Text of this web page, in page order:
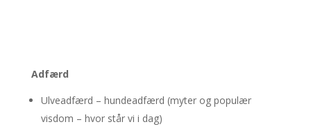
Adfærd
Ulveadfærd – hundeadfærd (myter og populær
visdom – hvor står vi i dag)